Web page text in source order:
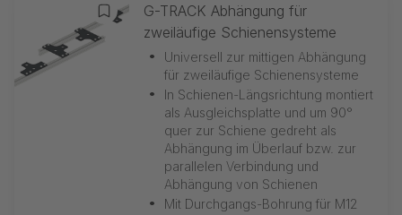
Zur Merkliste hinzufügen
G-TRACK Abhängung für
zweiläufige Schienensysteme
•
Universell zur mittigen Abhängung
für zweiläufige Schienensysteme
•
In Schienen-Längsrichtung montiert
als Ausgleichsplatte und um 90°
quer zur Schiene gedreht als
Abhängung im Überlauf bzw. zur
parallelen Verbindung und
Abhängung von Schienen
•
Mit Durchgangs-Bohrung für M12